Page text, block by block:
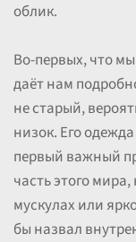
облик.
Во-первых, что
даёт нам
не старый,
низок. Его
первый важный
часть этого
мускулах или
бы назвал